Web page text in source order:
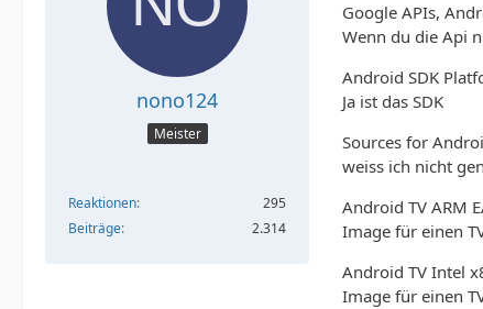
nono124
Meister
Reaktionen
295
Beiträge
2.314
Google APIs,
Wenn du die Api
Android SDK
Ja ist das SDK
Sources for
weiss ich nicht
Android TV ARM
Image für einen
Android TV Intel
Image für einen